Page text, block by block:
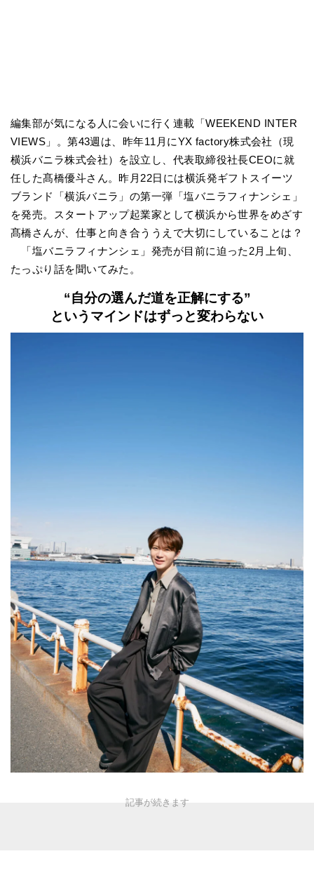
編集部が気になる人に会いに行く連載「WEEKEND INTER
VIEWS」。第43週は、昨年11月にYX factory株式会社（現
横浜バニラ株式会社）を設立し、代表取締役社長CEOに就
任した髙橋優斗さん。昨月22日には横浜発ギフトスイーツ
ブランド「横浜バニラ」の第一弾「塩バニラフィナンシェ」
を発売。スタートアップ起業家として横浜から世界をめざす
髙橋さんが、仕事と向き合ううえで大切にしていることは？
「塩バニラフィナンシェ」発売が目前に迫った2月上旬、
たっぷり話を聞いてみた。
“自分の選んだ道を正解にする”
というマインドはずっと変わらない